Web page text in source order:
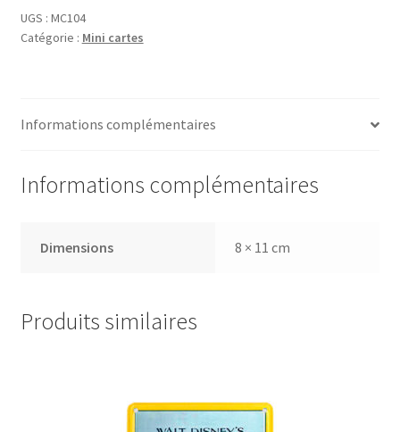
UGS : MC104
Catégorie : Mini cartes
Informations complémentaires
Informations complémentaires
Dimensions 8 × 11 cm
Produits similaires